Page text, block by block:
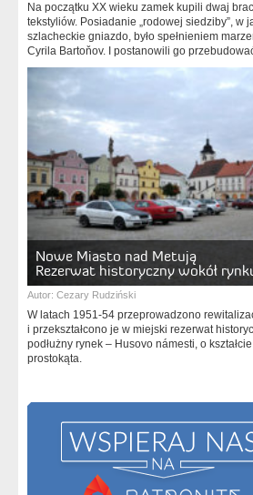
Na początku XX wieku zamek kupili dwaj
tekstyliów. Posiadanie „rodowej siedziby”, w
szlacheckie gniazdo, było spełnieniem
Cyrila Bartoňov. I postanowili go
Nowe Miasto nad Metują
Rezerwat historyczny wokół
Autor: Cezary Rudziński
W latach 1951-54 przeprowadzono
i przekształcono je w miejski rezerwat
podłużny rynek – Husovo námesti, o
prostokąta.